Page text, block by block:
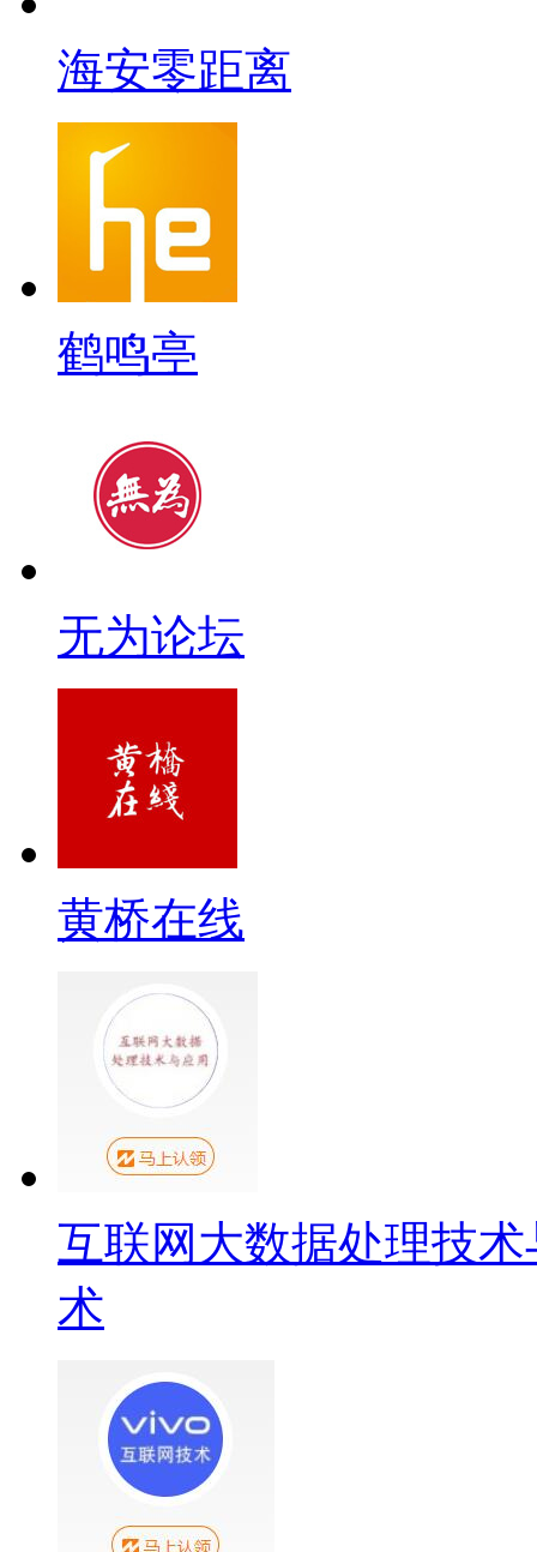
海安零距离
鹤鸣亭
无为论坛
黄桥在线
互联网大数据处理技
术